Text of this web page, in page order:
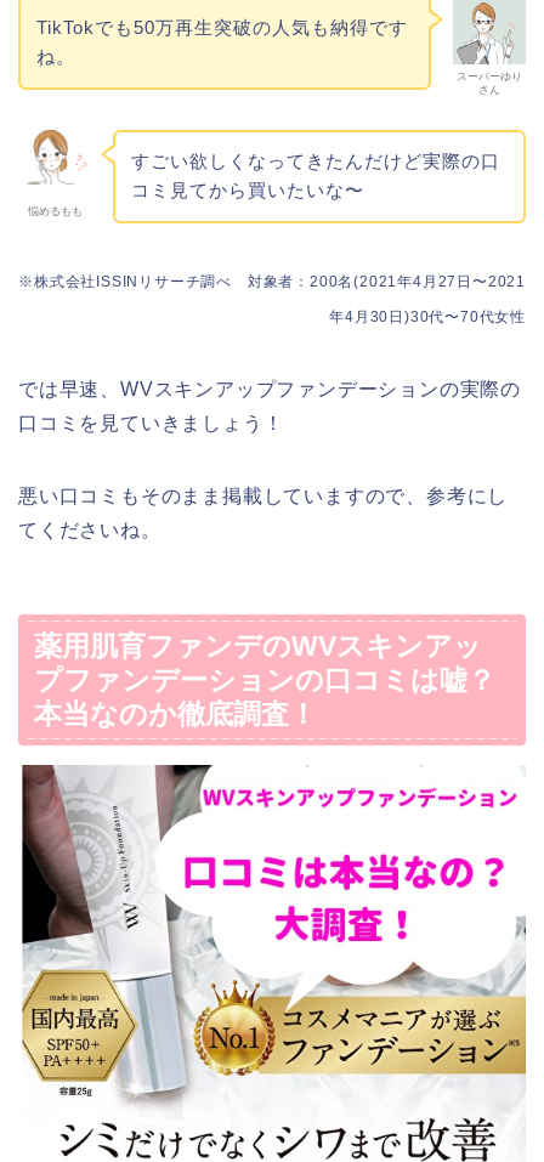
スーパーゆり
さん
TikTokでも50万再生突破の人気も納得です
ね。
悩めるもも
すごい欲しくなってきたんだけど実際の口
コミ見てから買いたいな〜
※株式会社ISSINリサーチ調べ 対象者：200名(2021年4月27日〜2021
年4月30日)30代〜70代女性
では早速、WVスキンアップファンデーションの実際の
口コミを見ていきましょう！
悪い口コミもそのまま掲載していますので、参考にし
てくださいね。
薬用肌育ファンデのWVスキンアッ
プファンデーションの口コミは嘘？
本当なのか徹底調査！